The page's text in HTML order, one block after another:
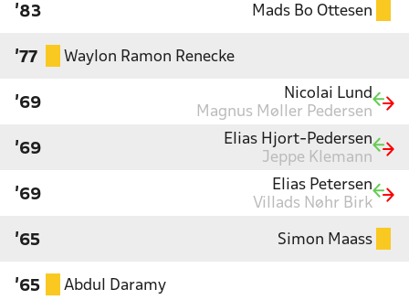
'83 Mads Bo Ottesen
'77 Waylon Ramon Renecke
'69
Nicolai Lund
Magnus Møller Pedersen
'69
Elias Hjort-Pedersen
Jeppe Klemann
'69
Elias Petersen
Villads Nøhr Birk
'65 Simon Maass
'65 Abdul Daramy